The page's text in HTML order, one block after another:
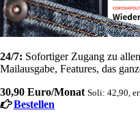
24/7: Sofortiger Zugang zu
Mailausgabe, Features, das
30,90 Euro/Monat Soli: 42,90,
Bestellen